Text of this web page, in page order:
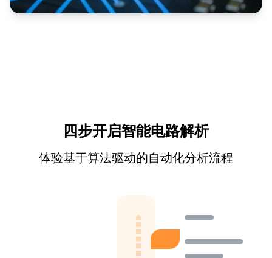
四步开启智能电路解析
体验基于算法驱动的自动化分析流程